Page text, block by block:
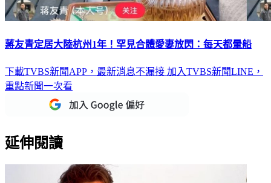
蔣友青定居大陸杭州1年！罕見合體愛妻放閃：每天都暈船
下載TVBS新聞APP，最新消息不漏接 加入TVBS新聞LINE，
重點新聞一次看
延伸閱讀